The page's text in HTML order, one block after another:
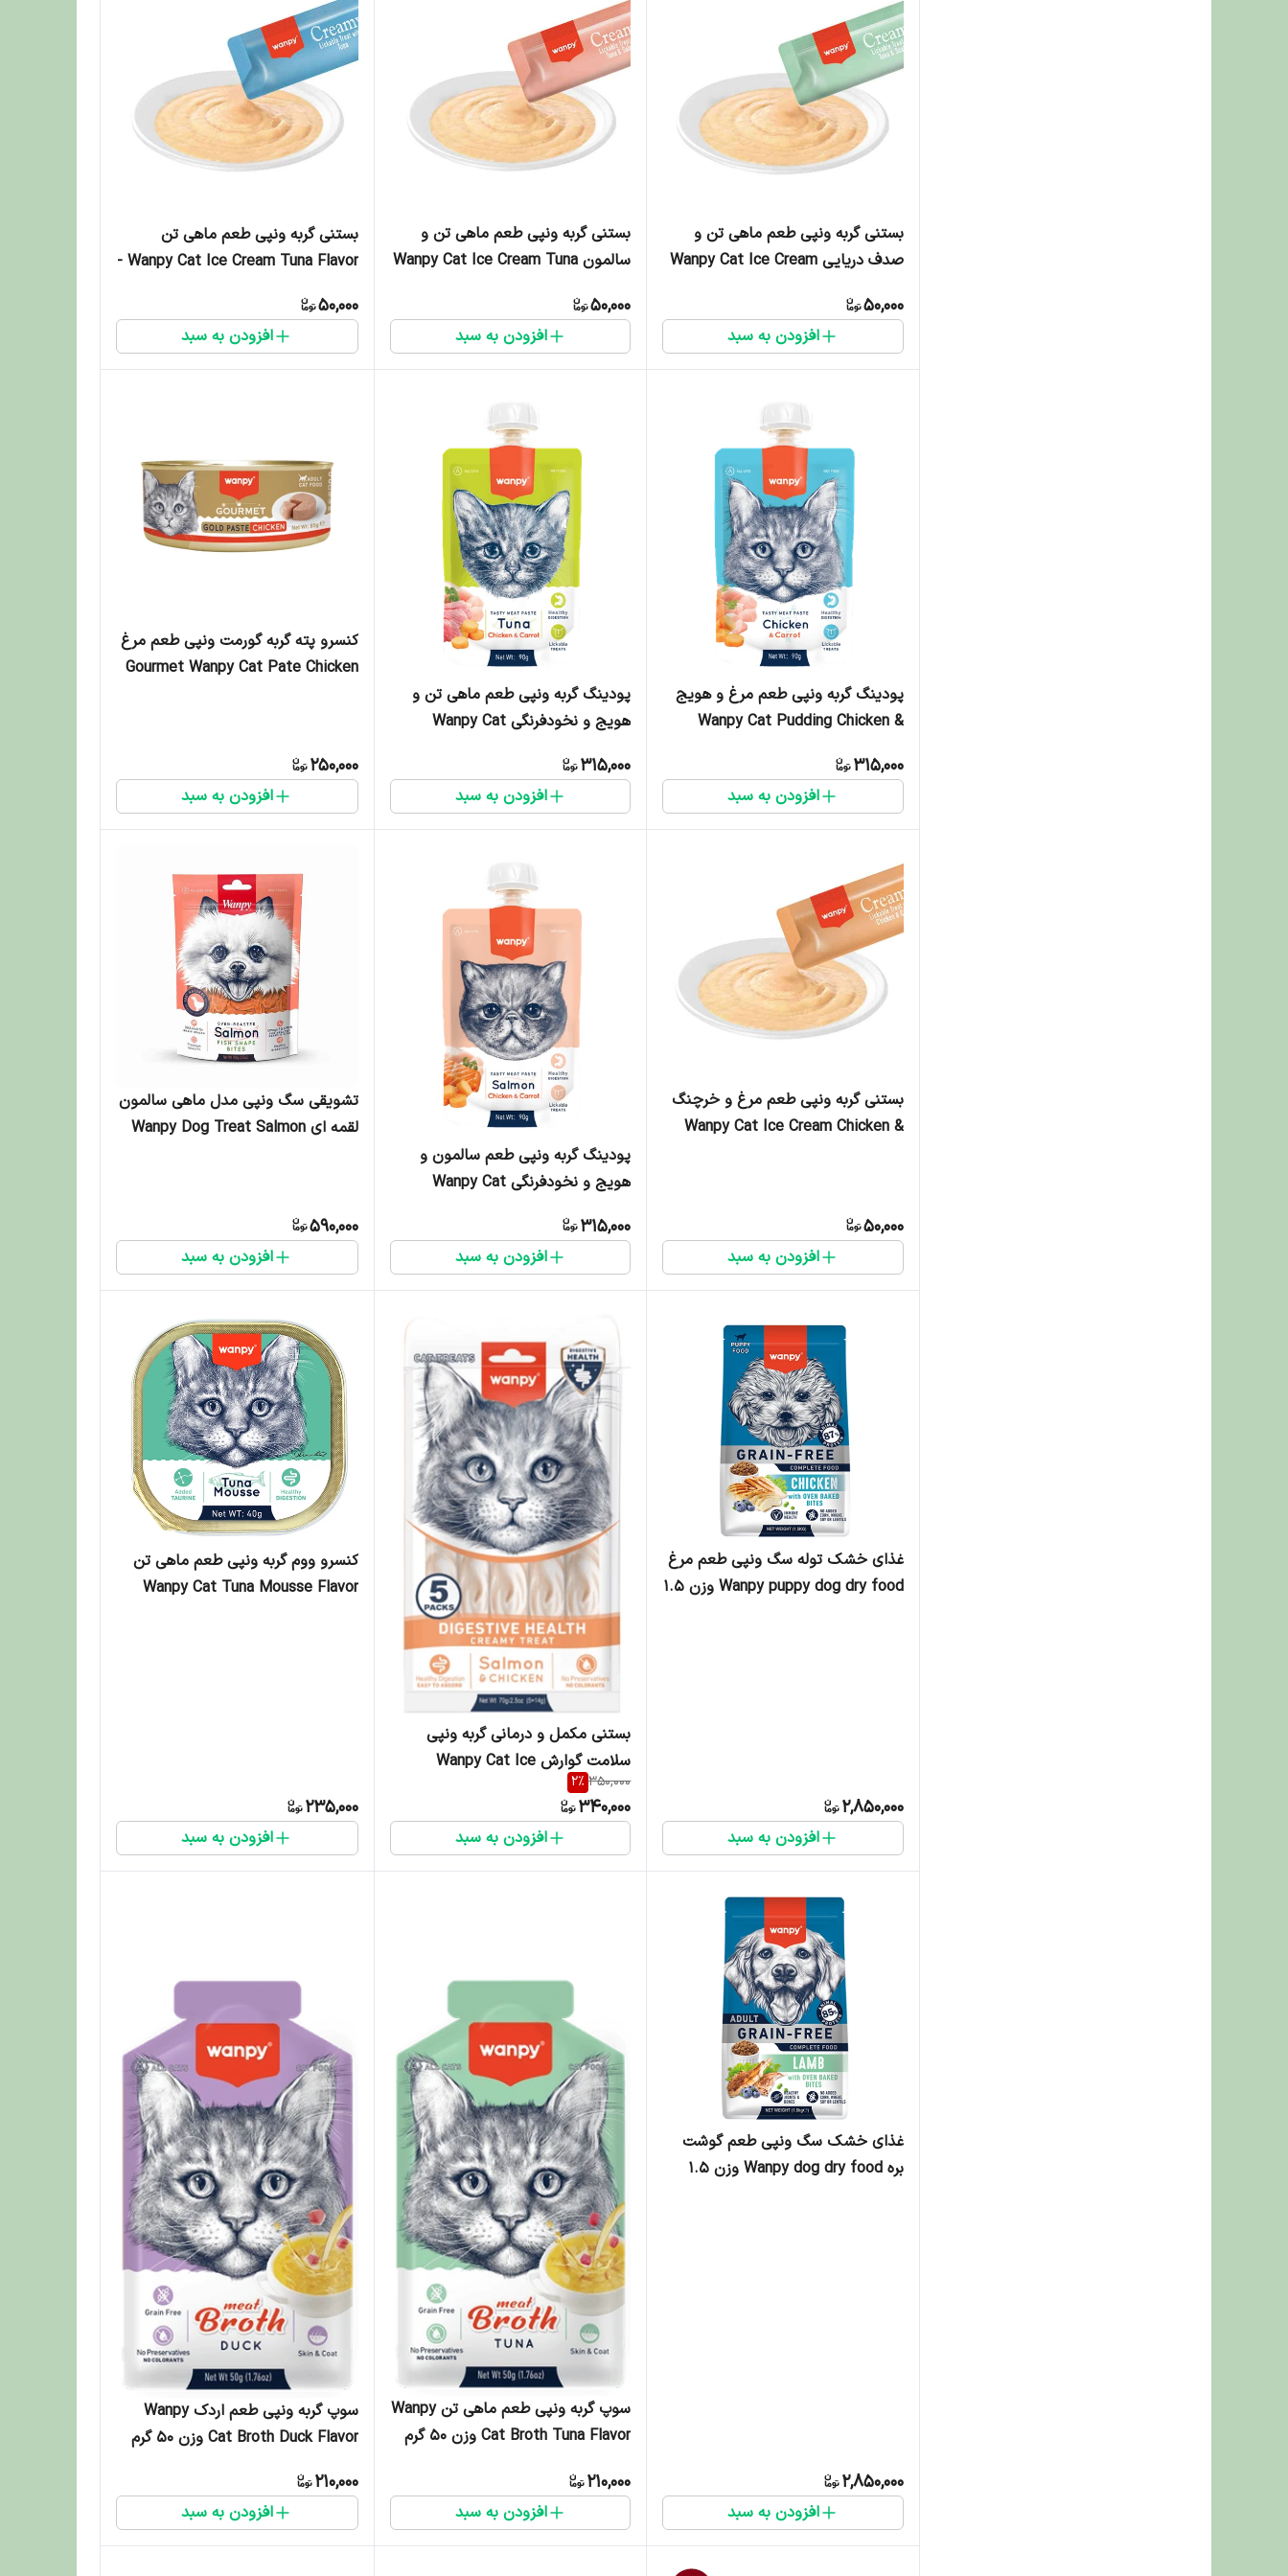
بستنی گربه ونپی طعم ماهی تن و
صدف دریایی Wanpy Cat Ice Cream
50,000
افزودن به سبد
بستنی گربه ونپی طعم ماهی تن و
سالمون Wanpy Cat Ice Cream Tuna
50,000
افزودن به سبد
بستنی گربه ونپی طعم ماهی تن
Wanpy Cat Ice Cream Tuna Flavor -
50,000
افزودن به سبد
پودینگ گربه ونپی طعم مرغ و هویج
Wanpy Cat Pudding Chicken &
315,000
افزودن به سبد
پودینگ گربه ونپی طعم ماهی تن و
هویج و نخودفرنگی Wanpy Cat
وزن 90 گرم
315,000
افزودن به سبد
کنسرو پته گربه گورمت ونپی طعم مرغ
Gourmet Wanpy Cat Pate Chicken
250,000
افزودن به سبد
بستنی گربه ونپی طعم مرغ و خرچنگ
Wanpy Cat Ice Cream Chicken &
50,000
افزودن به سبد
پودینگ گربه ونپی طعم سالمون و
هویج و نخودفرنگی Wanpy Cat
Flavor وزن 90 گرم
315,000
افزودن به سبد
تشویقی سگ ونپی مدل ماهی سالمون
لقمه ای Wanpy Dog Treat Salmon
590,000
افزودن به سبد
غذای خشک توله سگ ونپی طعم مرغ
Wanpy puppy dog dry food وزن ۱.۵
2,850,000
افزودن به سبد
بستنی مکمل و درمانی گربه ونپی
سلامت گوارش Wanpy Cat Ice
عددی
350,000
2%
340,000
افزودن به سبد
کنسرو ووم گربه ونپی طعم ماهی تن
Wanpy Cat Tuna Mousse Flavor
235,000
افزودن به سبد
غذای خشک سگ ونپی طعم گوشت
بره Wanpy dog dry food وزن ۱.۵
2,850,000
افزودن به سبد
سوپ گربه ونپی طعم ماهی تن Wanpy
Cat Broth Tuna Flavor وزن 50 گرم
210,000
افزودن به سبد
سوپ گربه ونپی طعم اردک Wanpy
Cat Broth Duck Flavor وزن 50 گرم
210,000
افزودن به سبد